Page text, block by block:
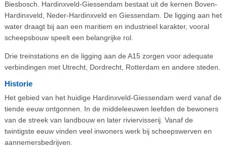
Biesbosch. Hardinxveld-Giessendam bestaat uit de kernen Boven-
Hardinxveld, Neder-Hardinxveld en Giessendam. De ligging aan het
water draagt bij aan een maritiem en industrieel karakter, vooral
scheepsbouw speelt een belangrijke rol.
Drie treinstations en de ligging aan de A15 zorgen voor adequate
verbindingen met Utrecht, Dordrecht, Rotterdam en andere steden.
Historie
Het gebied van het huidige Hardinxveld-Giessendam werd vanaf de
tiende eeuw ontgonnen. In de middeleeuwen leefden de bewoners
van de streek van landbouw en later riviervisserij. Vanaf de
twintigste eeuw vinden veel inwoners werk bij scheepswerven en
aannemersbedrijven.